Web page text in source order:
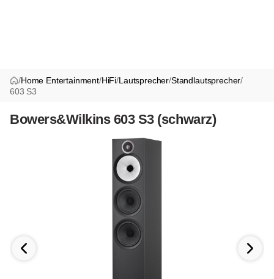
/Home Entertainment/HiFi/Lautsprecher/Standlautsprecher/
603 S3
Bowers&Wilkins 603 S3 (schwarz)